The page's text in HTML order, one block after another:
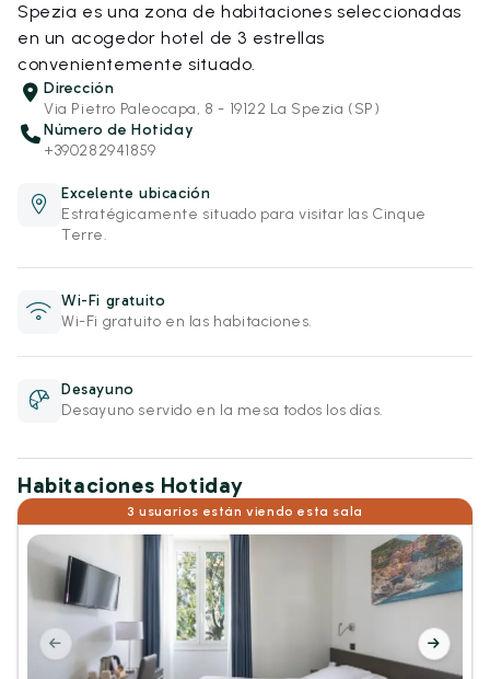
Spezia es una zona de habitaciones seleccionadas
en un acogedor hotel de 3 estrellas
convenientemente situado.
Dirección
Via Pietro Paleocapa, 8 - 19122 La Spezia (SP)
Número de Hotiday
+390282941859
Excelente ubicación
Estratégicamente situado para visitar las Cinque
Terre.
Wi-Fi gratuito
Wi-Fi gratuito en las habitaciones.
Desayuno
Desayuno servido en la mesa todos los días.
Habitaciones Hotiday
3 usuarios están viendo esta sala